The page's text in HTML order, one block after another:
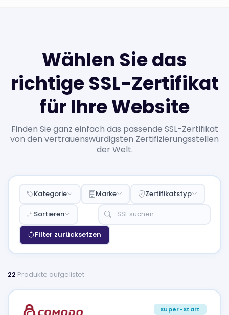
Wählen Sie das
richtige SSL-Zertifikat
für Ihre Website
Finden Sie ganz einfach das passende SSL-Zertifikat
von den vertrauenswürdigsten Zertifizierungsstellen
der Welt.
Kategorie Marke Zertifikatstyp
Sortieren
Filter zurücksetzen
22 Produkte aufgelistet
Super-Start